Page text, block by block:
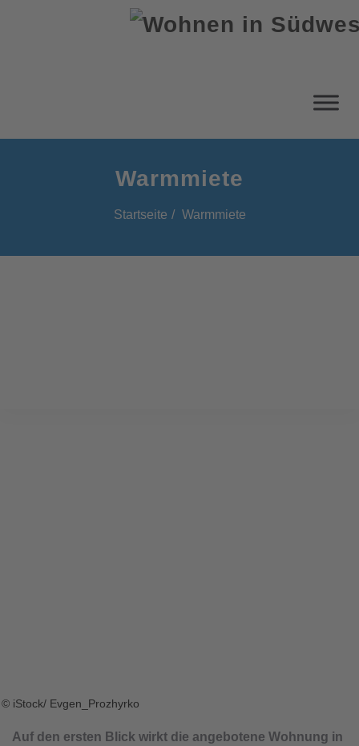
Warmmiete
Startseite Warmmiete
© iStock/ Evgen_Prozhyrko
Auf den ersten Blick wirkt die angebotene Wohnung in